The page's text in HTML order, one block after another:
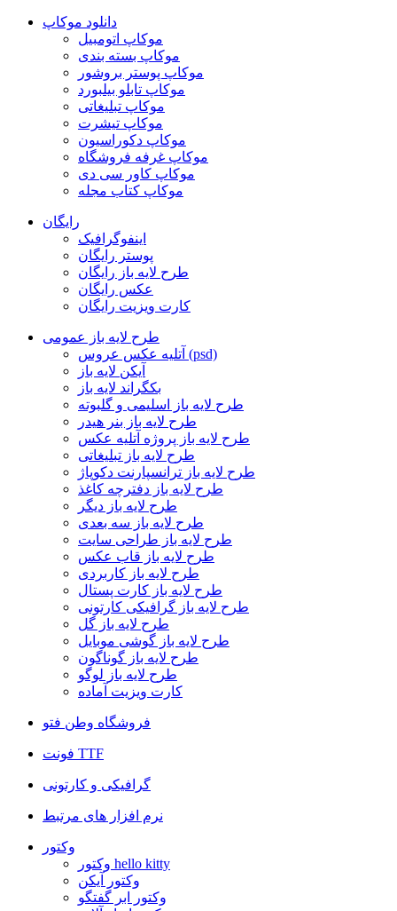
دانلود موکاپ
موکاپ اتومبیل
موکاپ بسته بندی
موکاپ پوستر بروشور
موکاپ تابلو بیلبورد
موکاپ تبلیغاتی
موکاپ تیشرت
موکاپ دکوراسیون
موکاپ غرفه فروشگاه
موکاپ کاور سی دی
موکاپ کتاب مجله
رایگان
اینفوگرافیک
پوستر رایگان
طرح لایه باز رایگان
عکس رایگان
کارت ویزیت رایگان
طرح لایه باز عمومی
آتلیه عکس عروس (psd)
آیکن لایه باز
بکگراند لایه باز
طرح لایه باز اسلیمی و گلبوته
طرح لایه باز بنر هیدر
طرح لایه باز پروژه آتلیه عکس
طرح لایه باز تبلیغاتی
طرح لایه باز ترانسپارنت دکوپاژ
طرح لایه باز دفترچه کاغذ
طرح لایه باز دیگر
طرح لایه باز سه بعدی
طرح لایه باز طراحی سایت
طرح لایه باز قاب عکس
طرح لایه باز کاربردی
طرح لایه باز کارت پستال
طرح لایه باز گرافیکی کارتونی
طرح لایه باز گل
طرح لایه باز گوشی موبایل
طرح لایه باز گوناگون
طرح لایه باز لوگو
کارت ویزیت آماده
فروشگاه وطن فتو
فونت TTF
گرافیکی و کارتونی
نرم افزار های مرتبط
وکتور
وکتور hello kitty
وکتور آیکن
وکتور ابر گفتگو